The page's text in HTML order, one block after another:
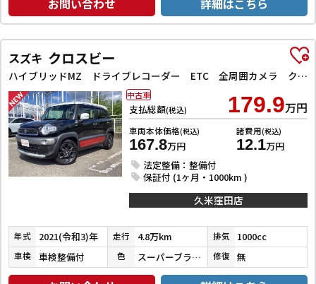
お問い合わせ 詳細はこちら
スズキ クロスビー
ハイブリッドMZ ドライブレコーダー ETC 全周囲カメラ クリアランスソナー オートクルーズコントロール レーンアシスト 衝突被害軽減システム ナビ TV オートライト LEDヘッドランプ アルミホイール
支払総額(税込) 179.9万円
車両本体価格(税込)
167.8万円
諸費用(税込)
12.1万円
法定整備：整備付
保証付 (1ヶ月・1000km )
中古車
久米窪田店
年式 2021(令和3)年 走行 4.8万km 排気 1000cc
車検 車検整備付 色 スーパーブラックＰ／ピュアホワイトＰ／バーニングレッドパール 修復 無